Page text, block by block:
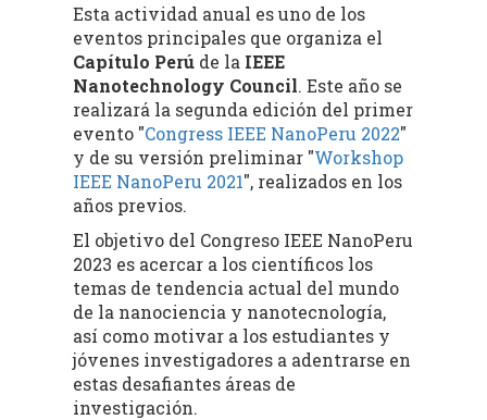
Esta actividad anual es uno de los
eventos principales que organiza el
Capítulo Perú de la IEEE
Nanotechnology Council. Este año se
realizará la segunda edición del primer
evento "Congress IEEE NanoPeru 2022"
y de su versión preliminar "Workshop
IEEE NanoPeru 2021", realizados en los
años previos.
El objetivo del Congreso IEEE NanoPeru
2023 es acercar a los científicos los
temas de tendencia actual del mundo
de la nanociencia y nanotecnología,
así como motivar a los estudiantes y
jóvenes investigadores a adentrarse en
estas desafiantes áreas de
investigación.